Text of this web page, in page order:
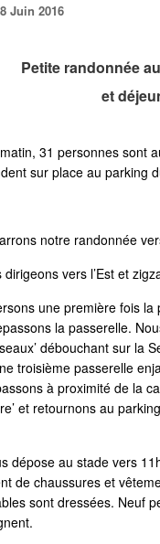
Juin 2016
Petite randonnée
et
31 personnes sont
sur place au parking
notre randonnée
dirigeons vers l’Est et
une première fois
la passerelle.
débouchant sur la
troisième passerelle
à proximité de la
et retournons au
dépose au stade vers
de chaussures et
sont dressées. Neuf